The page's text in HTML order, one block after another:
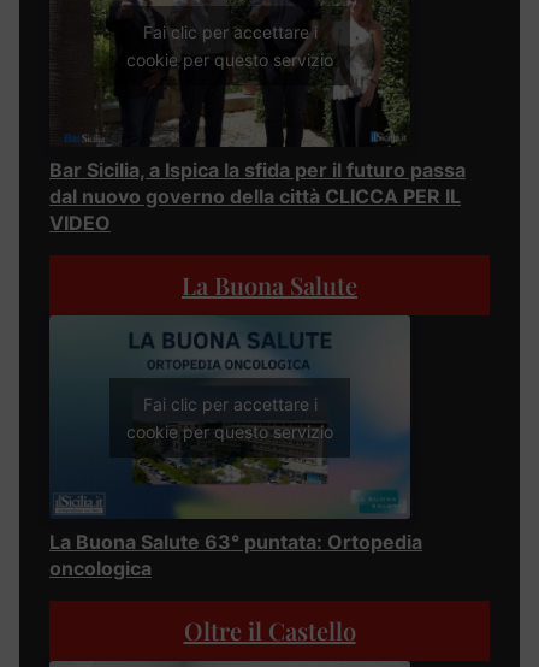
Fai clic per accettare i
cookie per questo servizio
Bar Sicilia, a Ispica la sfida per il futuro passa
dal nuovo governo della città CLICCA PER IL
VIDEO
La Buona Salute
Fai clic per accettare i
cookie per questo servizio
La Buona Salute 63° puntata: Ortopedia
oncologica
Oltre il Castello